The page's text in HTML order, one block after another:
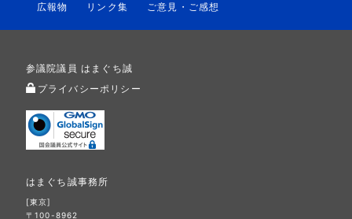
広報物
リンク集 ご意見・ご感想
参議院議員 はまぐち誠
プライバシーポリシー
はまぐち誠事務所
[東京]
〒100-8962